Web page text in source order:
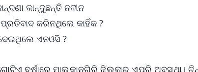
କାନ୍ଦୁଛନ୍ତି ନବୀନ
କରିନଥିଲେ କାହିଁକ ?
ଏନଓସି ?
ବର୍ଷାରେ ମାଲକାନଗିରି ଜିଲ୍ଲାର ଏପରି ଅବସ୍ଥା।